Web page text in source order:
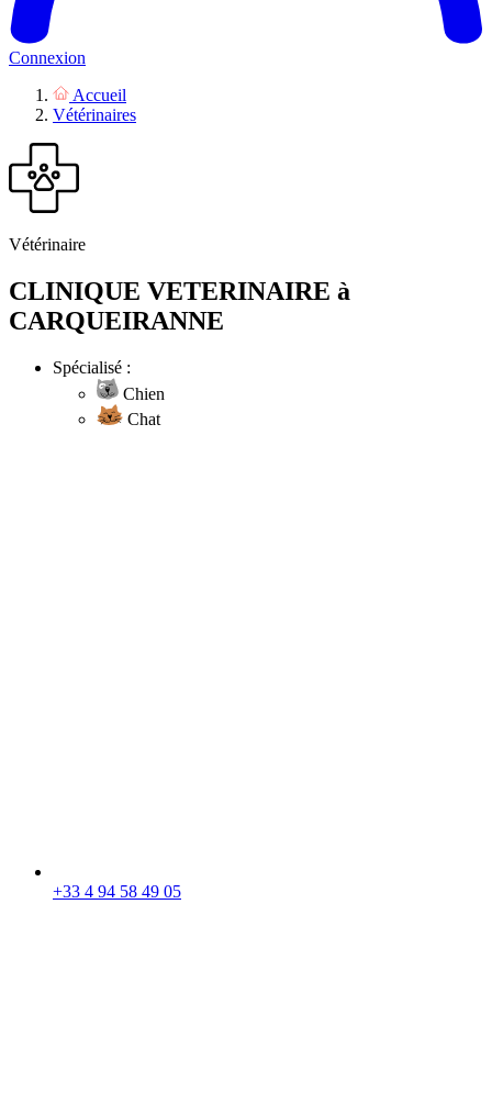
Connexion
Accueil
Vétérinaires
Vétérinaire
CLINIQUE VETERINAIRE à
CARQUEIRANNE
Spécialisé :
Chien
Chat
+33 4 94 58 49 05